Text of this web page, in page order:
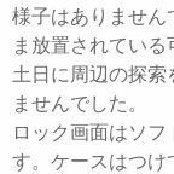
様子はありません
ま放置されている
土日に周辺の探索
ませんでした。
ロック画面はソ
す。ケースはつけ